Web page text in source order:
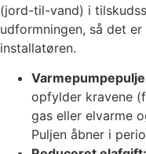
(jord-til-vand) i
udformningen, så det
installatøren.
opfylder kravene
gas eller elvarme
Puljen åbner i